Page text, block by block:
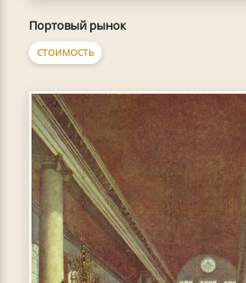
Портовый рынок
СТОИМОСТЬ